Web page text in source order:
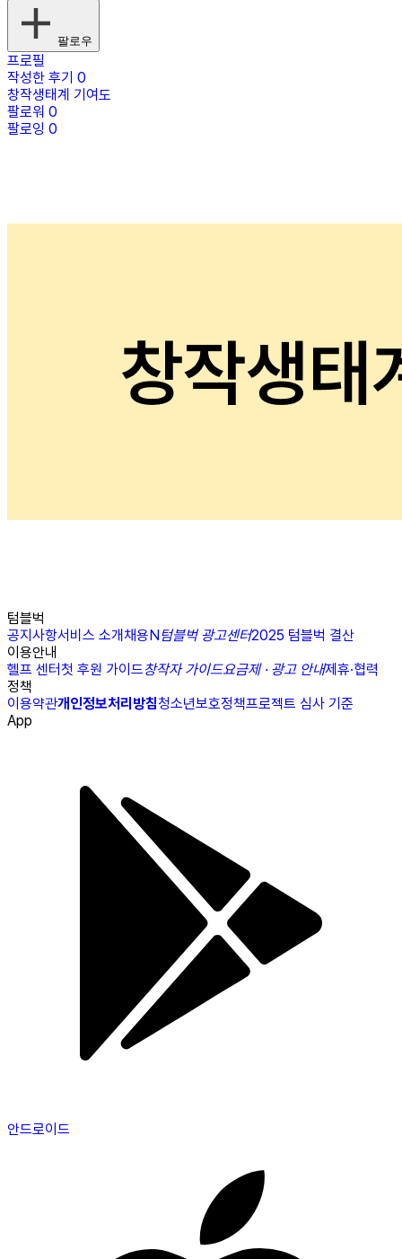
팔로우
프로필
작성한 후기 0
창작생태계 기여도
팔로워 0
팔로잉 0
텀블벅
공지사항서비스 소개채용N텀블벅 광고센터2025 텀블벅 결산
이용안내
헬프 센터첫 후원 가이드창작자 가이드요금제 · 광고 안내제휴·협력
정책
이용약관개인정보처리방침청소년보호정책프로젝트 심사 기준
App
안드로이드